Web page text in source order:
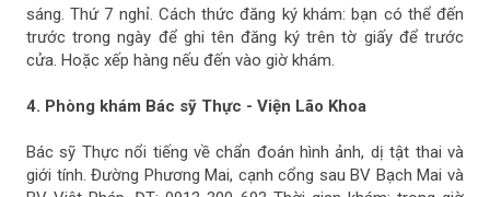
sáng. Thứ 7 nghỉ. Cách thức đăng ký khám: bạn có thể đến
trước trong ngày để ghi tên đăng ký trên tờ giấy để trước
cửa. Hoặc xếp hàng nếu đến vào giờ khám.
4. Phòng khám Bác sỹ Thực - Viện Lão Khoa
Bác sỹ Thực nổi tiếng về chẩn đoán hình ảnh, dị tật thai và
giới tính. Đường Phương Mai, cạnh cổng sau BV Bạch Mai và